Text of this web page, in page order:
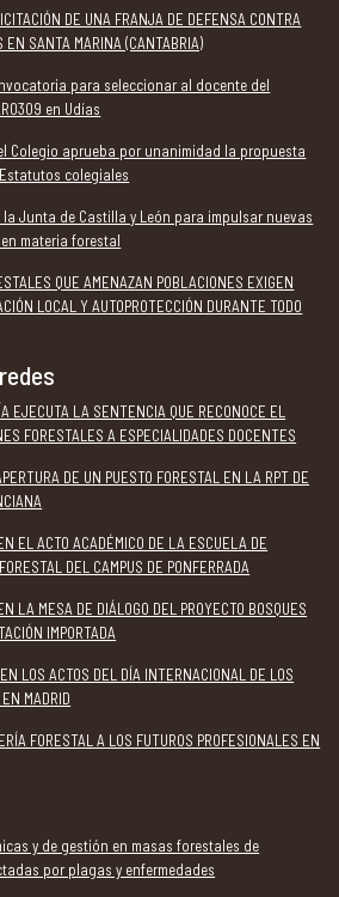
DE UNA FRANJA DE DEFENSA CONTRA
EN SANTA MARINA (CANTABRIA)
para seleccionar al docente del
en Udías
Colegio aprueba por unanimidad la propuesta
colegiales
la Junta de Castilla y León para impulsar nuevas
materia forestal
QUE AMENAZAN POBLACIONES EXIGEN
LOCAL Y AUTOPROTECCIÓN DURANTE TODO
EJECUTA LA SENTENCIA QUE RECONOCE EL
FORESTALES A ESPECIALIDADES DOCENTES
DE UN PUESTO FORESTAL EN LA RPT DE
EL ACTO ACADÉMICO DE LA ESCUELA DE
DEL CAMPUS DE PONFERRADA
LA MESA DE DIÁLOGO DEL PROYECTO BOSQUES
IMPORTADA
LOS ACTOS DEL DÍA INTERNACIONAL DE LOS
MADRID
FORESTAL A LOS FUTUROS PROFESIONALES EN
y de gestión en masas forestales de
por plagas y enfermedades